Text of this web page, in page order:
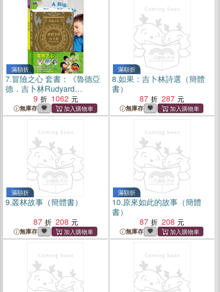
滿額折
7.冒險之心 套書：《魯德亞
德．吉卜林Rudyard
Kipling：叢林奇譚＆怒海餘
生》＋《英語悅讀誌系列
Read&Learn-A Big, Blue
9 1062
無庫存
滿額折
8.如果：吉卜林詩選（簡體
書）
87
287
無庫存
滿額折
9.叢林故事（簡體書）
87
208
無庫存
滿額折
10.原來如此的故事（簡體
書）
87
208
無庫存